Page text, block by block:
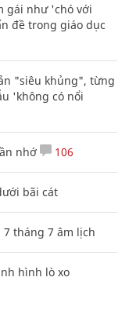
gái như 'chó với
đề trong giáo dục
"siêu khủng", từng
'không có nổi
nhớ 106
bãi cát
tháng 7 âm lịch
hình lò xo